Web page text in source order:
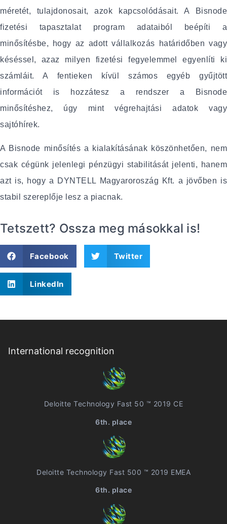
méretét, tulajdonosait, azok kapcsolódásait. A Bisnode
fizetési tapasztalat program adataiból beépíti a
minősítésbe, hogy az adott vállalkozás határidőben vagy
késéssel, azaz milyen fizetési fegyelemmel egyenlíti ki
számláit. A fentieken kívül számos egyéb gyűjtött
információt is hozzátesz a rendszer a Bisnode
minősítéshez, úgy mint végrehajtási adatok vagy
sajtóhírek.
A Bisnode minősítés a kialakításának köszönhetően, nem
csak cégünk jelenlegi pénzügyi stabilitását jelenti, hanem
azt is, hogy a DYNTELL Magyaroroszág Kft. a jövőben is
stabil szereplője lesz a piacnak.
Tetszett? Ossza meg másokkal is!
Facebook Twitter
LinkedIn
International recognition
Deloitte Technology Fast 50 ™ 2019 CE
6th. place
Deloitte Technology Fast 500 ™ 2019 EMEA
6th. place